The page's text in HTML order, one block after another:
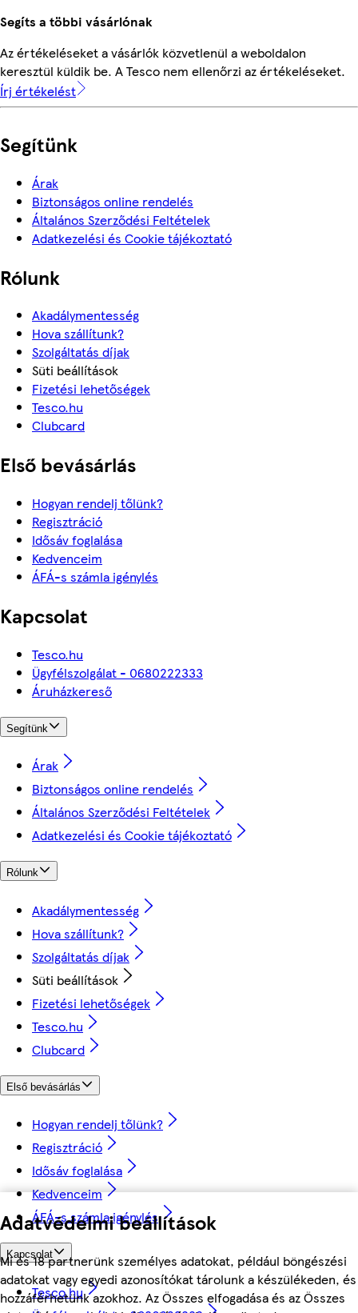
Adatvédelmi beállítások
Mi és 18 partnerünk személyes adatokat, például böngészési
adatokat vagy egyedi azonosítókat tárolunk a készülékeden, és
hozzáférhetünk azokhoz. Az Összes elfogadása és az Összes
Segíts a többi vásárlónak
Az értékeléseket a vásárlók közvetlenül a weboldalon
keresztül küldik be. A Tesco nem ellenőrzi az értékeléseket.
Írj értékelést
Segítünk
Árak
Biztonságos online rendelés
Általános Szerződési Feltételek
Adatkezelési és Cookie tájékoztató
Rólunk
Akadálymentesség
Hova szállítunk?
Szolgáltatás díjak
Süti beállítások
Fizetési lehetőségek
Tesco.hu
Clubcard
Első bevásárlás
Hogyan rendelj tőlünk?
Regisztráció
Idősáv foglalása
Kedvenceim
ÁFÁ-s számla igénylés
Kapcsolat
Tesco.hu
Ügyfélszolgálat - 0680222333
Áruházkereső
Segítünk
Árak
Biztonságos online rendelés
Általános Szerződési Feltételek
Adatkezelési és Cookie tájékoztató
Rólunk
Akadálymentesség
Hova szállítunk?
Szolgáltatás díjak
Süti beállítások
Fizetési lehetőségek
Tesco.hu
Clubcard
Első bevásárlás
Hogyan rendelj tőlünk?
Regisztráció
Idősáv foglalása
Kedvenceim
ÁFÁ-s számla igénylés
Kapcsolat
Tesco.hu